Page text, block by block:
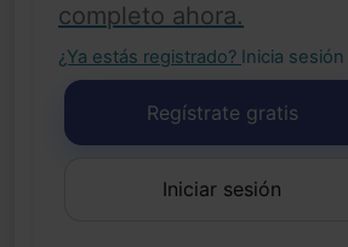
completo ahora.
¿Ya estás registrado? Inicia
Regístrate gratis
Iniciar sesión